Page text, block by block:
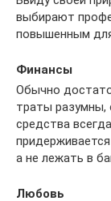
выбирают
повышенным
Финансы
Обычно
траты
средства
а не лежать в
Любовь